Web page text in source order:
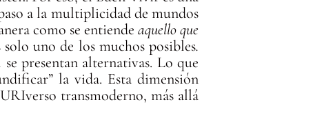
a la multiplicidad de mundos
como se entiende aquello que
uno de los muchos posibles.
presentan alternativas. Lo que
la vida. Esta dimensión
transmoderno, más allá